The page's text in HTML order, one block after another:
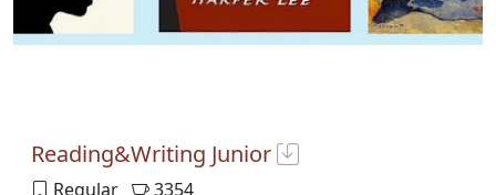
Reading&Writing Junior
Regular
3354